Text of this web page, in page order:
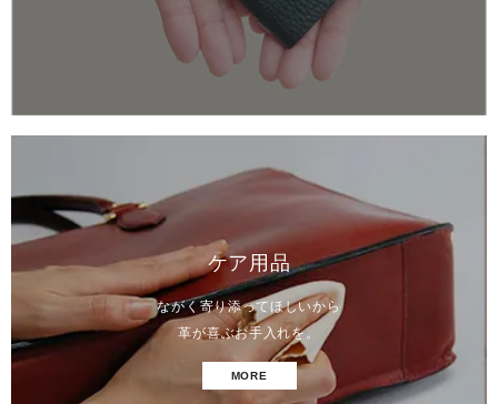
ケア用品
ながく寄り添ってほしいから
革が喜ぶお手入れを。
MORE